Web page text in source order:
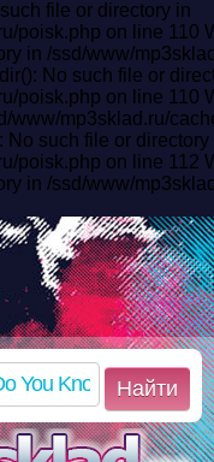
file or directory in
poisk.php on line 110
in /ssd/www/
No such file or
poisk.php on line 110
www/mp3sklad.ru/
No such file or directory
poisk.php on line 112
in /ssd/www/
Найти